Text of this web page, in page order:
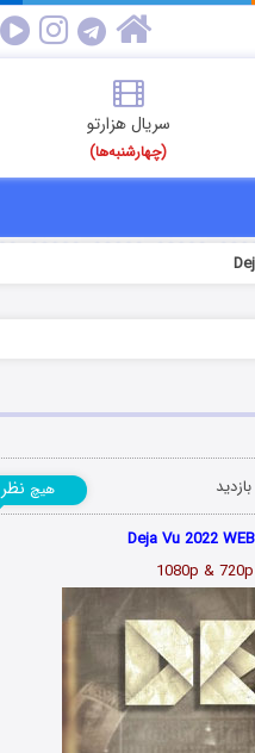
سریال هزارتو
(چهارشنبه‌ها)
هیچ نظر